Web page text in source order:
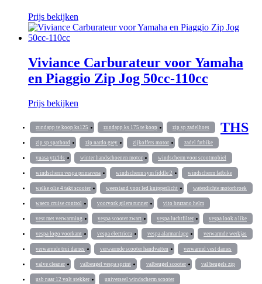
Prijs bekijken
Viviance Carburateur voor Yamaha
en Piaggio Zip Jog 50cc-110cc
Prijs bekijken
zundapp te koop ks125 zundapp ks 175 te koop zip sp zadelhoes
zip sp spatbord zip nardo grey zijkoffers motor zadel fatbike
yuasa ytz14s winter handschoenen motor windscherm voor scootmobiel
windscherm vespa primavera windscherm sym fiddle 2 windscherm fatbike
welke olie 4 takt scooter weerstand voor led knipperlicht waterdichte motorbroek
waeco cruise control voorvork gilera runner vito bruzano helm
vest met verwarming vespa scooter zwart vespa luchtfilter vespa look a like
vespa logo voorkant vespa electricca vespa alarmanlage verwarmde werkjas
verwarmde trui dames verwarmde scooter handvatten verwarmd vest dames
valve cleaner valbeugel vespa sprint valbeugel scooter val beugels zip
usb naar 12 volt stekker universeel windscherm scooter
THS